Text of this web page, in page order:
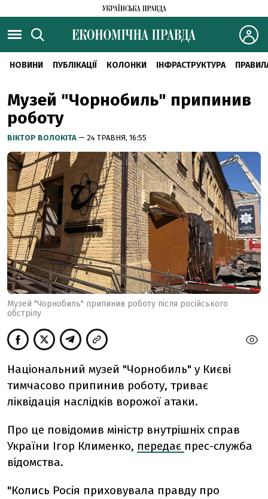
НОВИНИ ПУБЛІКАЦІЇ КОЛОНКИ ІНФРАСТРУКТУРА
Музей "Чорнобиль" припинив
роботу
ВІКТОР ВОЛОКІТА — 24 ТРАВНЯ, 16:55
Музей "Чорнобиль" припинив роботу після російського
обстрілу
Національний музей "Чорнобиль" у Києві
тимчасово припинив роботу, триває
ліквідація наслідків ворожої атаки.
Про це повідомив міністр внутрішніх справ
України Ігор Клименко, передає прес-служба
відомства.
"Колись Росія приховувала правду про